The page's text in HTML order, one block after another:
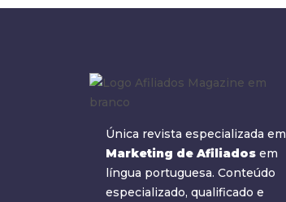
Única revista especializada em
Marketing de Afiliados em
língua portuguesa. Conteúdo
especializado, qualificado e